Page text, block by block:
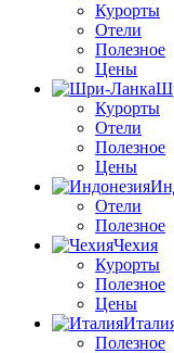
Курорты
Отели
Полезное
Цены
Курорты
Отели
Полезное
Цены
Отели
Полезное
Чехия
Курорты
Полезное
Цены
Полезное